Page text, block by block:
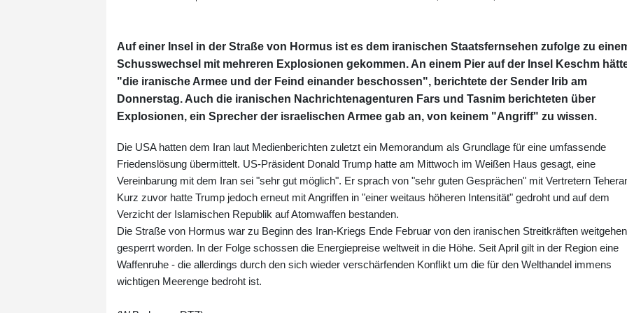
Auf einer Insel in der Straße von Hormus ist es dem iranischen Staatsfernsehen zufolge zu
Schusswechsel mit mehreren Explosionen gekommen. An einem Pier auf der Insel Keschm
"die iranische Armee und der Feind einander beschossen", berichtete der Sender Irib am
Donnerstag. Auch die iranischen Nachrichtenagenturen Fars und Tasnim berichteten über
Explosionen, ein Sprecher der israelischen Armee gab an, von keinem "Angriff" zu wissen.
Die USA hatten dem Iran laut Medienberichten zuletzt ein Memorandum als Grundlage für eine umfassende
Friedenslösung übermittelt. US-Präsident Donald Trump hatte am Mittwoch im Weißen Haus gesagt, eine
Vereinbarung mit dem Iran sei "sehr gut möglich". Er sprach von "sehr guten Gesprächen" mit Vertretern
Kurz zuvor hatte Trump jedoch erneut mit Angriffen in "einer weitaus höheren Intensität" gedroht und auf dem
Verzicht der Islamischen Republik auf Atomwaffen bestanden.
Die Straße von Hormus war zu Beginn des Iran-Kriegs Ende Februar von den iranischen Streitkräften
gesperrt worden. In der Folge schossen die Energiepreise weltweit in die Höhe. Seit April gilt in der Region eine
Waffenruhe - die allerdings durch den sich wieder verschärfenden Konflikt um die für den Welthandel immens
wichtigen Meerenge bedroht ist.